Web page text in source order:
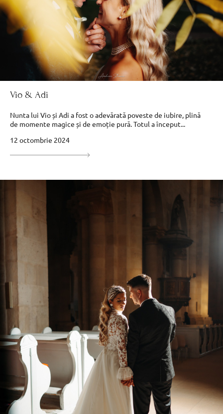
Vio & Adi
Nunta lui Vio și Adi a fost o adevărată poveste de iubire, plină
de momente magice și de emoție pură. Totul a început...
12 octombrie 2024